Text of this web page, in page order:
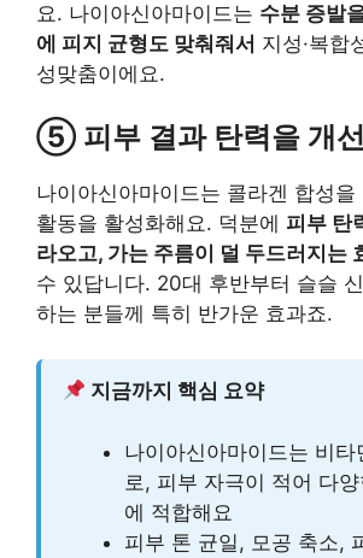
요. 나이아신아마이드는 수분 증발
에 피지 균형도 맞춰줘서 지성·복합
성맞춤이에요.
⑤ 피부 결과 탄력을 개
나이아신아마이드는 콜라겐 합성을
활동을 활성화해요. 덕분에 피부 탄
라오고, 가는 주름이 덜 두드러지는
수 있답니다. 20대 후반부터 슬슬
하는 분들께 특히 반가운 효과죠.
지금까지 핵심 요약
나이아신아마이드는 비타
로, 피부 자극이 적어 다
에 적합해요
피부 톤 균일, 모공 축소,